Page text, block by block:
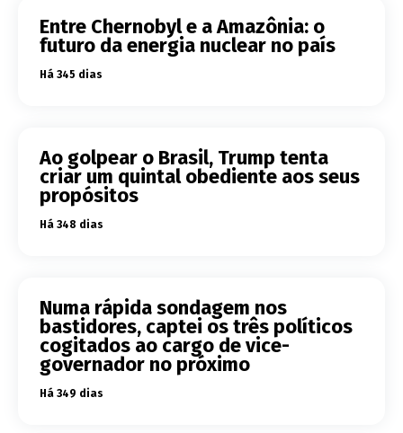
Entre Chernobyl e a Amazônia: o
futuro da energia nuclear no país
Há 345 dias
Ao golpear o Brasil, Trump tenta
criar um quintal obediente aos seus
propósitos
Há 348 dias
Numa rápida sondagem nos
bastidores, captei os três políticos
cogitados ao cargo de vice-
governador no próximo
Há 349 dias